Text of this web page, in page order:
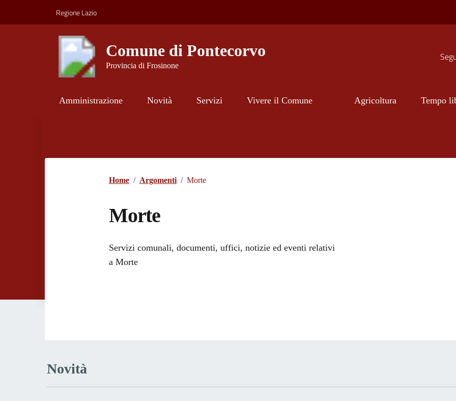
Regione Lazio
Comune di Pontecorvo
Provincia di Frosinone
Amministrazione Novità Servizi Vivere il Comune Agricoltura Tempo
Home / Argomenti / Morte
Morte
Dettagli dell'argomento
Servizi comunali, documenti, uffici, notizie ed eventi relativi
a Morte
Novità